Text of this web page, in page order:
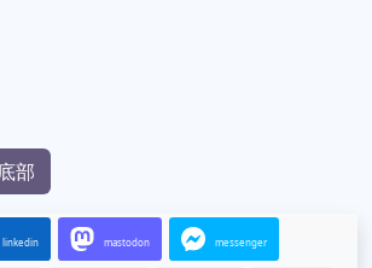
部
linkedin mastodon messenger